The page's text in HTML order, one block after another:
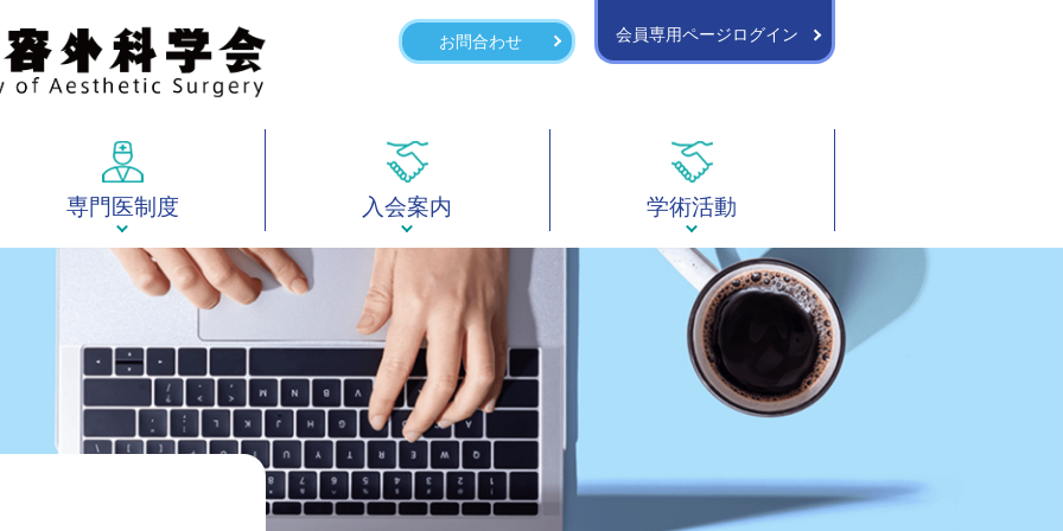
お問合わせ 会員専用ページログイン
専門医制度 入会案内 学術活動